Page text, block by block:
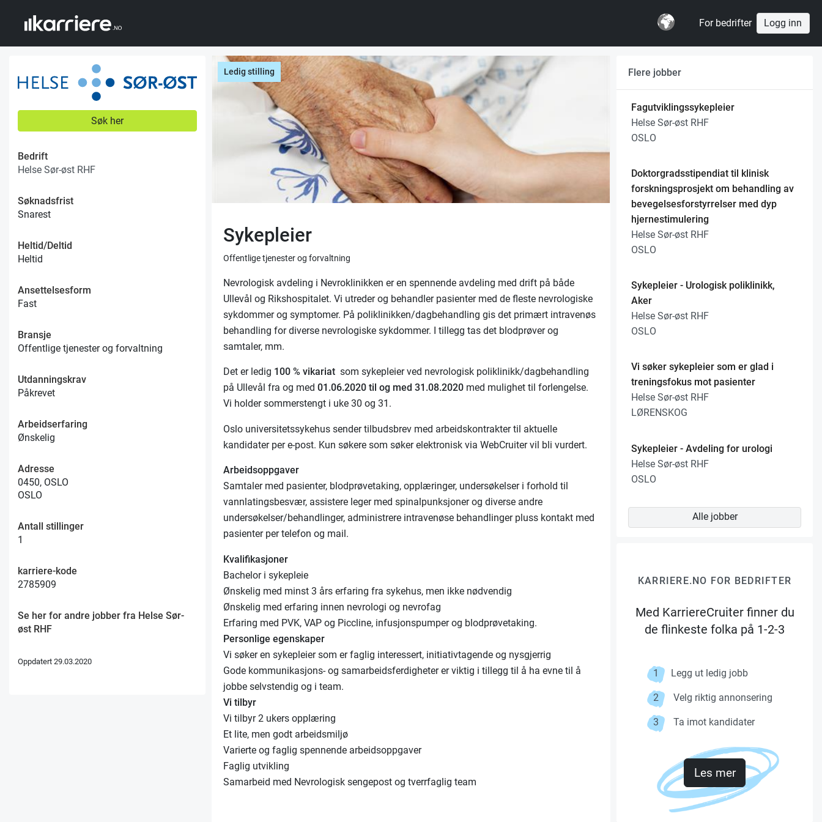
For bedrifter Logg inn
Søk her
Bedrift
Helse Sør-øst RHF
Søknadsfrist
Snarest
Heltid/Deltid
Heltid
Ansettelsesform
Fast
Bransje
Offentlige tjenester og forvaltning
Utdanningskrav
Påkrevet
Arbeidserfaring
Ønskelig
Adresse
0450, OSLO
OSLO
Antall stillinger
1
karriere-kode
2785909
Se her for andre jobber fra Helse Sør-
øst RHF
Oppdatert 29.03.2020
Ledig stilling
Sykepleier
Offentlige tjenester og forvaltning
Nevrologisk avdeling i Nevroklinikken er en spennende avdeling med drift på både
Ullevål og Rikshospitalet. Vi utreder og behandler pasienter med de fleste nevrologiske
sykdommer og symptomer. På poliklinikken/dagbehandling gis det primært intravenøs
behandling for diverse nevrologiske sykdommer. I tillegg tas det blodprøver og
samtaler, mm.
Det er ledig 100 % vikariatsom sykepleier ved nevrologisk poliklinikk/dagbehandling
på Ullevål fra og med01.06.2020 til og med 31.08.2020 med mulighet til forlengelse.
Vi holder sommerstengt i uke 30 og 31.
Oslo universitetssykehus sender tilbudsbrev med arbeidskontrakter til aktuelle
kandidater per e-post. Kun søkere som søker elektronisk via WebCruiter vil bli vurdert.
Arbeidsoppgaver
Samtaler med pasienter, blodprøvetaking, opplæringer, undersøkelser i forhold til
vannlatingsbesvær, assistere leger med spinalpunksjoner og diverse andre
undersøkelser/behandlinger, administrere intravenøse behandlinger pluss kontakt med
pasienter per telefon og mail.
Kvalifikasjoner
Bachelor i sykepleie
Ønskelig med minst 3 års erfaring fra sykehus, men ikke nødvendig
Ønskelig med erfaring innen nevrologi og nevrofag
Erfaring med PVK, VAP og Piccline, infusjonspumper og blodprøvetaking.
Personlige egenskaper
Vi søker en sykepleier som er faglig interessert, initiativtagende og nysgjerrig
Gode kommunikasjons- og samarbeidsferdigheter er viktig i tillegg til å ha evne til å
jobbe selvstendig og i team.
Vi tilbyr
Vi tilbyr 2 ukers opplæring
Et lite, men godt arbeidsmiljø
Varierte og faglig spennende arbeidsoppgaver
Faglig utvikling
Samarbeid med Nevrologisk sengepost og tverrfaglig team
Flere jobber
Fagutviklingssykepleier
Helse Sør-øst RHF
OSLO
Doktorgradsstipendiat til klinisk
forskningsprosjekt om behandling av
bevegelsesforstyrrelser med dyp
hjernestimulering
Helse Sør-øst RHF
OSLO
Sykepleier - Urologisk poliklinikk,
Aker
Helse Sør-øst RHF
OSLO
Vi søker sykepleier som er glad i
treningsfokus mot pasienter
Helse Sør-øst RHF
LØRENSKOG
Sykepleier - Avdeling for urologi
Helse Sør-øst RHF
OSLO
Alle jobber
KARRIERE.NO FOR BEDRIFTER
Med KarriereCruiter finner du
de flinkeste folka på 1-2-3
1 Legg ut ledig jobb
2 Velg riktig annonsering
3 Ta imot kandidater
Les mer